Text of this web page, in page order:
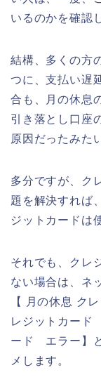
いるのかを確認
結構、多くの方
つに、支払い遅
合も、月の休息
引き落とし口座
原因だったみた
多分ですが、ク
題を解決すれば
ジットカードは
それでも、クレ
ない場合は、ネ
【 月の休息 ク
レジットカード
ード エラー】
メします。